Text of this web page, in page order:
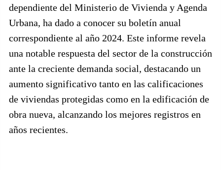
dependiente del Ministerio de Vivienda y Agenda
Urbana, ha dado a conocer su boletín anual
correspondiente al año 2024. Este informe revela
una notable respuesta del sector de la construcción
ante la creciente demanda social, destacando un
aumento significativo tanto en las calificaciones
de viviendas protegidas como en la edificación de
obra nueva, alcanzando los mejores registros en
años recientes.